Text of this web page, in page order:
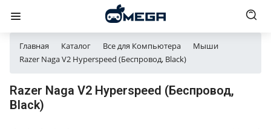
Главная Каталог Все для Компьютера
Мыши
Razer Naga V2 Hyperspeed (Беспровод, Black)
Razer Naga V2 Hyperspeed (Беспровод,
Black)